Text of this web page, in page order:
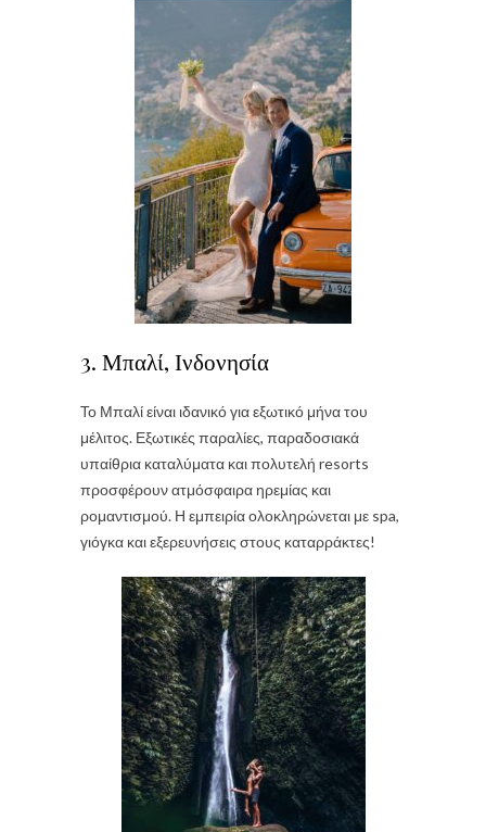
3. Μπαλί, Ινδονησία
Το Μπαλί είναι ιδανικό για εξωτικό μήνα του
μέλιτος. Εξωτικές παραλίες, παραδοσιακά
υπαίθρια καταλύματα και πολυτελή resorts
προσφέρουν ατμόσφαιρα ηρεμίας και
ρομαντισμού. Η εμπειρία ολοκληρώνεται με spa,
γιόγκα και εξερευνήσεις στους καταρράκτες!